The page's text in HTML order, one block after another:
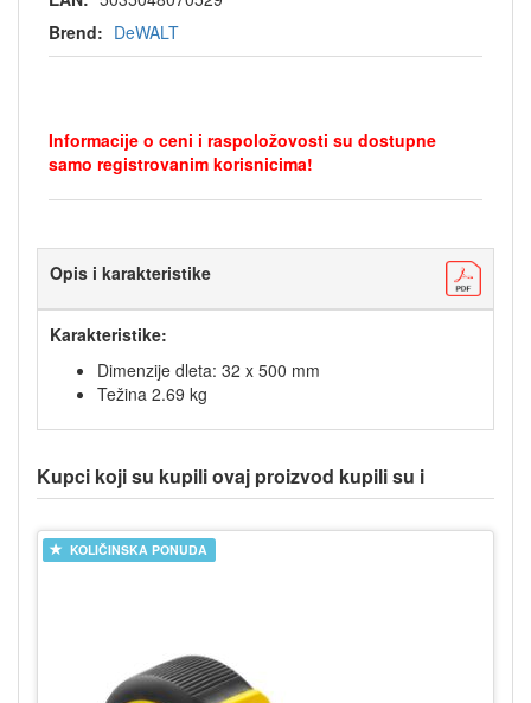
Brend: DeWALT
Informacije o ceni i raspoložovosti su dostupne
samo registrovanim korisnicima!
Opis i karakteristike
Karakteristike:
Dimenzije dleta: 32 x 500 mm
Težina 2.69 kg
Kupci koji su kupili ovaj proizvod kupili su i
KOLIČINSKA PONUDA